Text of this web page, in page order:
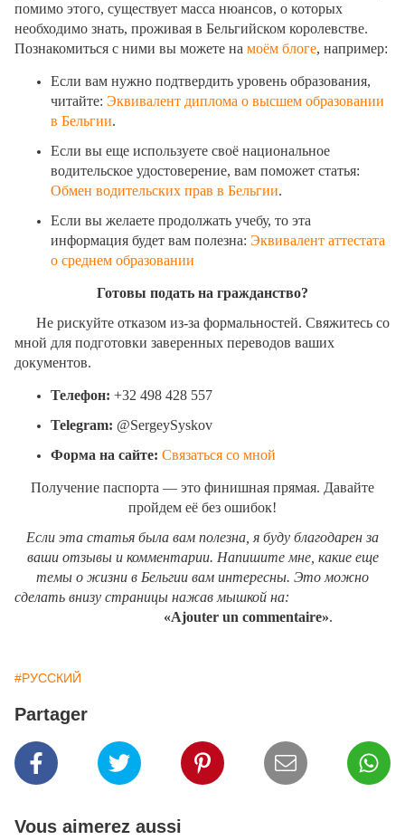
помимо этого, существует масса нюансов, о которых
необходимо знать, проживая в Бельгийском королевстве.
Познакомиться с ними вы можете на моём блоге, например:
Если вам нужно подтвердить уровень образования,
читайте: Эквивалент диплома о высшем образовании
в Бельгии.
Если вы еще используете своё национальное
водительское удостоверение, вам поможет статья:
Обмен водительских прав в Бельгии.
Если вы желаете продолжать учебу, то эта
информация будет вам полезна: Эквивалент аттестата
о среднем образовании
Готовы подать на гражданство?
Не рискуйте отказом из-за формальностей. Свяжитесь со
мной для подготовки заверенных переводов ваших
документов.
Телефон: +32 498 428 557
Telegram: @SergeySyskov
Форма на сайте: Связаться со мной
Получение паспорта — это финишная прямая. Давайте
пройдем её без ошибок!
Если эта статья была вам полезна, я буду благодарен за
ваши отзывы и комментарии. Напишите мне, какие еще
темы о жизни в Бельгии вам интересны. Это можно
сделать внизу страницы нажав мышкой на:
«Ajouter un commentaire».
#РУССКИЙ
Partager
Vous aimerez aussi